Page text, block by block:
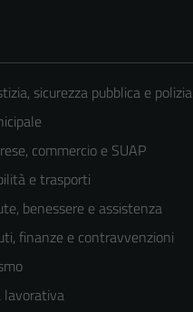
sicurezza pubblica e polizia
commercio e SUAP
e trasporti
benessere e assistenza
finanze e contravvenzioni
lavorativa